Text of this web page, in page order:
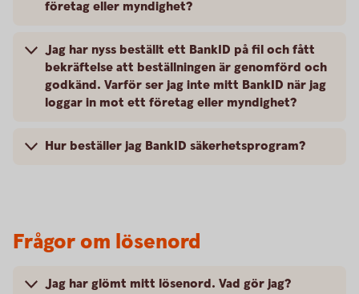
företag eller myndighet?
Jag har nyss beställt ett BankID på fil och fått
bekräftelse att beställningen är genomförd och
godkänd. Varför ser jag inte mitt BankID när jag
loggar in mot ett företag eller myndighet?
Hur beställer jag BankID säkerhetsprogram?
Frågor om lösenord
Jag har glömt mitt lösenord. Vad gör jag?